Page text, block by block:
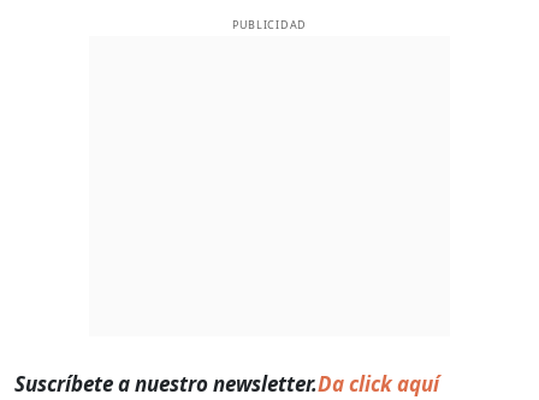
PUBLICIDAD
Suscríbete a nuestro newsletter.Da click aquí